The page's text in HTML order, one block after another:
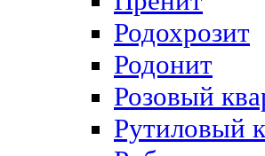
Родохрозит
Родонит
Розовый
Рутиловый